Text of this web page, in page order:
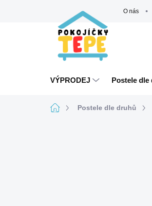
O nás
VÝPRODEJ Postele dle
DomůPostele dle druhů